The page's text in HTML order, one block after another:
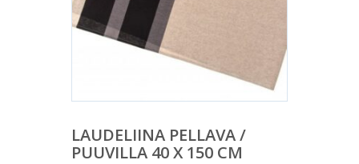
LAUDELIINA PELLAVA /
PUUVILLA 40 X 150 CM